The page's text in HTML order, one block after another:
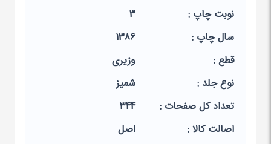
نوبت چاپ :
3
سال چاپ :
1386
قطع :
وزیری
نوع جلد :
شمیز
تعداد کل صفحات :
344
اصالت کالا :
اصل